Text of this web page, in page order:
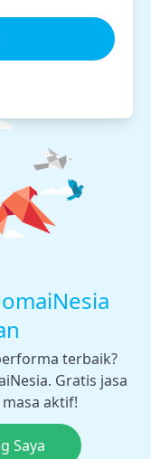
terbaik?
Gratis jasa
aktif!
Saya